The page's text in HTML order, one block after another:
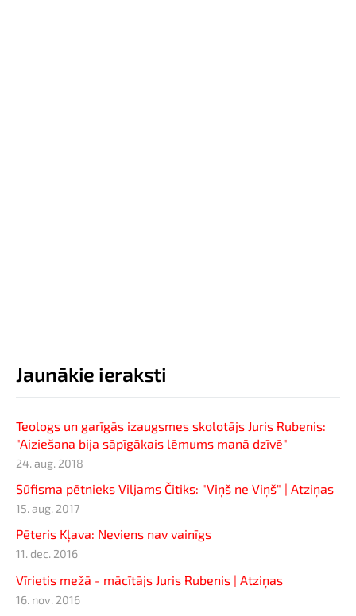
Jaunākie ieraksti
Teologs un garīgās izaugsmes skolotājs Juris Rubenis:
"Aiziešana bija sāpīgākais lēmums manā dzīvē"
24. aug. 2018
Sūfisma pētnieks Viljams Čitiks: "Viņš ne Viņš" | Atziņas
15. aug. 2017
Pēteris Kļava: Neviens nav vainīgs
11. dec. 2016
Vīrietis mežā - mācītājs Juris Rubenis | Atziņas
16. nov. 2016